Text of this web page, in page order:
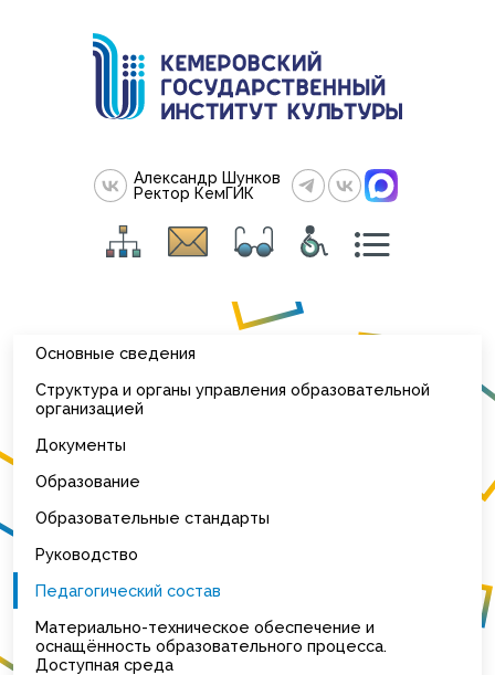
Александр Шунков
Ректор КемГИК
Основные сведения
Структура и органы управления образовательной
организацией
Документы
Образование
Образовательные стандарты
Руководство
Педагогический состав
Материально-техническое обеспечение и
оснащённость образовательного процесса.
Доступная среда